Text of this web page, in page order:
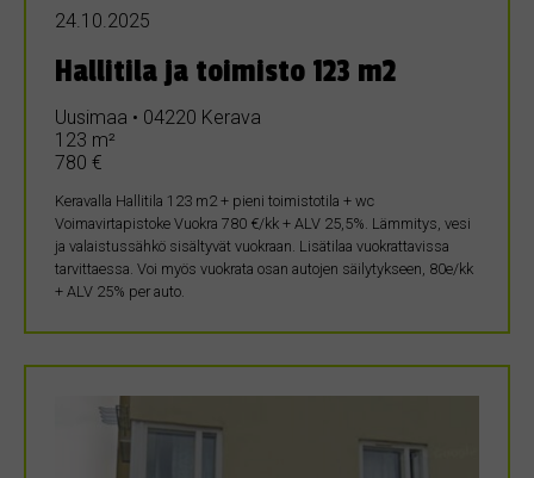
24.10.2025
Hallitila ja toimisto 123 m2
Uusimaa • 04220 Kerava
123 m²
780 €
Keravalla Hallitila 123 m2 + pieni toimistotila + wc
Voimavirtapistoke Vuokra 780 €/kk + ALV 25,5%. Lämmitys, vesi
ja valaistussähkö sisältyvät vuokraan. Lisätilaa vuokrattavissa
tarvittaessa. Voi myös vuokrata osan autojen säilytykseen, 80e/kk
+ ALV 25% per auto.